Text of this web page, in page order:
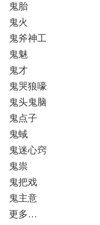
鬼胎
鬼火
鬼斧神工
鬼魅
鬼才
鬼哭狼嚎
鬼头鬼脑
鬼点子
鬼蜮
鬼迷心窍
鬼祟
鬼把戏
鬼主意
更多…